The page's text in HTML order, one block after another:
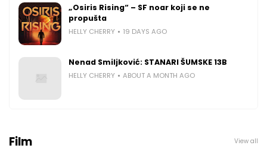
„Osiris Rising“ – SF noar koji se ne
propušta
HELLY CHERRY 19 DAYS AGO
Nenad Smiljković: STANARI ŠUMSKE 13B
HELLY CHERRY ABOUT A MONTH AGO
Film View all